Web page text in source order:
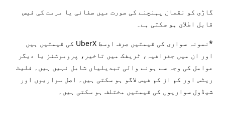
گاڑی کو نقصان پہنچنے کی صورت میں صفائی یا مرمت کی فیس
قابل اطلاق ہو سکتی ہے۔
*نمونہ سواری کی قیمتیں صرف اوسط UberX کی قیمتیں ہیں
اور ان میں جغرافیہ، ٹریفک میں تاخیر، پروموشنز یا دیگر
عوامل کی وجہ سے ہونے والی تبدیلیاں شامل نہیں ہیں۔ فلیٹ
ریٹس اور کم از کم فیس لاگو ہو سکتی ہیں۔ اصل سواریوں اور
شیڈول سواریوں کی قیمتیں مختلف ہو سکتی ہیں۔